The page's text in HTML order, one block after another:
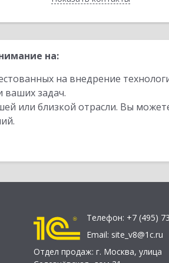
на:
на внедрение
ваших задач.
или близкой отрасли. Вы
Телефон: +7 (495)
Email: site_v8@1c.ru
Отдел продаж: г. Москва, улица